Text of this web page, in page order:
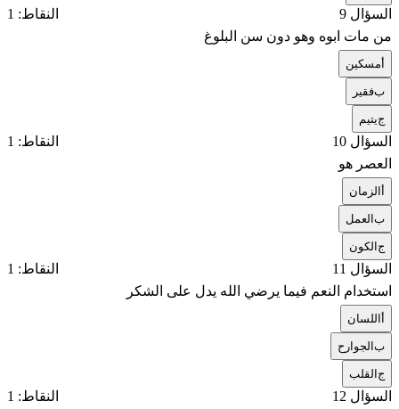
السؤال 9
النقاط: 1
من مات ابوه وهو دون سن البلوغ
مسكين
بفقير
جيتيم
السؤال 10
النقاط: 1
العصر هو
الزمان
بالعمل
جالكون
السؤال 11
النقاط: 1
استخدام النعم فيما يرضي الله يدل على الشكر
اللسان
بالجوارح
جالقلب
السؤال 12
النقاط: 1